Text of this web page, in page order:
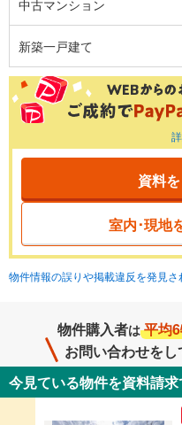
中古マンション
新築一戸建て
資料
室内･現地
物件情報の誤りや掲載違反を発見さ
物件購入者は 平均
お問い合わせを
今見ている物件を資料請